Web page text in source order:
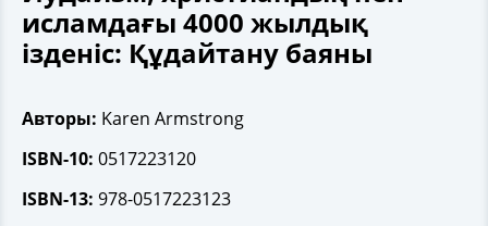
исламдағы 4000 жылдық
ізденіс: Құдайтану баяны
Авторы: Karen Armstrong
ISBN-10: 0517223120
ISBN-13: 978-0517223123